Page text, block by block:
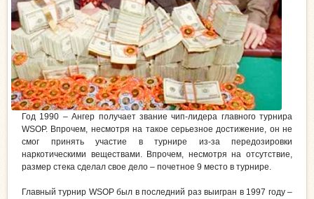
Год 1990 – Ангер получает звание чип-лидера главного турнира
WSOP. Впрочем, несмотря на такое серьезное достижение, он не
смог принять участие в турнире из-за передозировки
наркотическими веществами. Впрочем, несмотря на отсутствие,
размер стека сделал свое дело – почетное 9 место в турнире.
Главный турнир WSOP был в последний раз выигран в 1997 году –